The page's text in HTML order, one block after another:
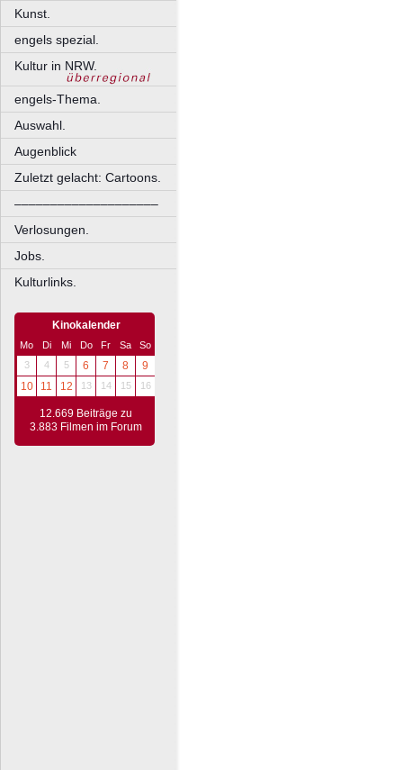
Kunst.
engels spezial.
Kultur in NRW.
engels-Thema.
Auswahl.
Augenblick
Zuletzt gelacht: Cartoons.
––––––––––––––––––––
Verlosungen.
Jobs.
Kulturlinks.
Kinokalender
Mo Di Mi Do Fr Sa
So
3
4 5 6 7 8
9
10
11 12 13 14 15 16
12.669 Beiträge zu
3.883 Filmen im Forum